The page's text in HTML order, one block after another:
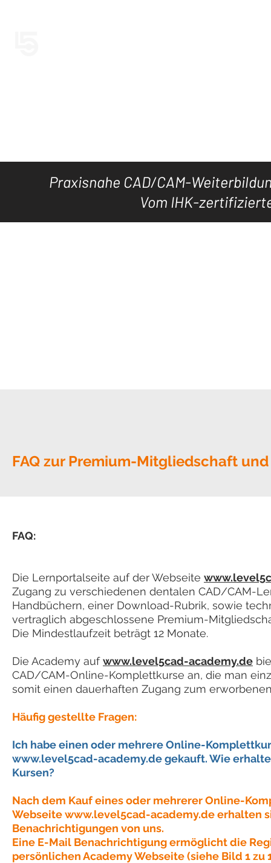
Praxisnahe CAD/CAM-
Vom IHK-
FAQ zur Premium-Mitgliedschaft und
FAQ:
Die Lernportalseite auf der Webseite
Zugang zu verschiedenen dentalen CAD/CAM-
Handbüchern, einer Download-Rubrik, sowie
vertraglich abgeschlossene Premium-
Die Mindestlaufzeit beträgt 12 Monate.
Die Academy aufwww.level5cad-academy.de
CAD/CAM-Online-Komplettkurse an, die man
somit einen dauerhaften Zugang zum
​Häufig gestellte Fragen:
Ich habe einen oder mehrere Online-
www.level5cad-academy.degekauft. Wie
Kursen?
Nach dem Kauf eines oder mehrerer Online-
Webseitewww.level5cad-academy.deerhalten
Benachrichtigungen von uns.
Eine E-Mail Benachrichtigung ermöglicht die
persönlichen Academy Webseite (siehe Bild 1 zu